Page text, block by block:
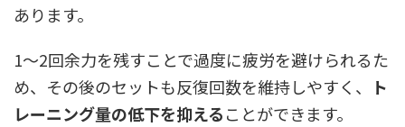
あります。
1〜2回余力を残すことで過度に疲労を避けられるた
め、その後のセットも反復回数を維持しやすく、
ト
レーニング量の低下を抑えることができます。